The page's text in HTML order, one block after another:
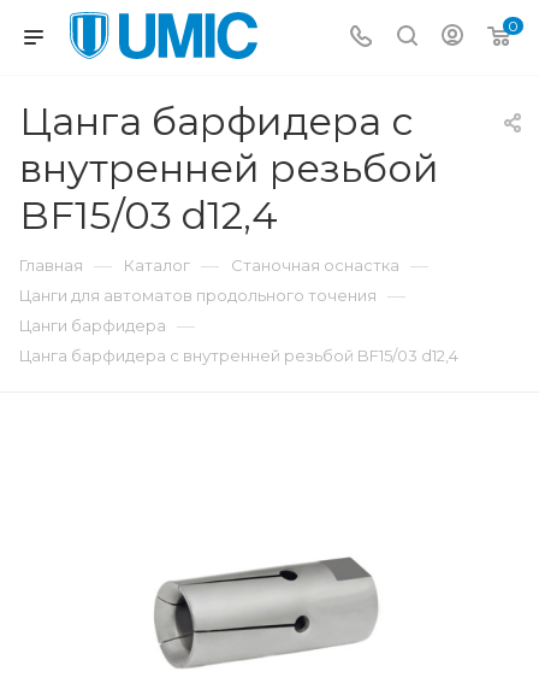
0
Цанга барфидера с
внутренней резьбой
BF15/03 d12,4
Главная — Каталог — Станочная оснастка —
Цанги для автоматов продольного точения —
Цанги барфидера —
Цанга барфидера с внутренней резьбой BF15/03 d12,4